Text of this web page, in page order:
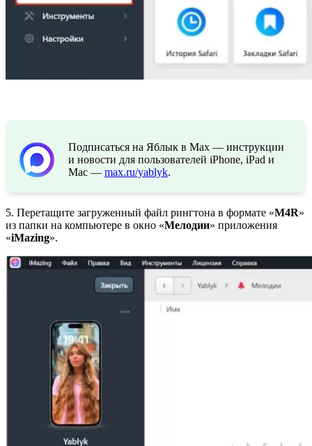
Подписаться на Яблык в Max — инструкции
и новости для пользователей iPhone, iPad и
Mac — max.ru/yablyk.
5. Перетащите загруженный файл рингтона в формате «M4R»
из папки на компьютере в окно «Мелодии» приложения
«iMazing».